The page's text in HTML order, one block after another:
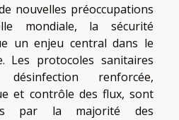
nouvelles préoccupations
mondiale, la sécurité
un enjeu central dans le
Les protocoles sanitaires
renforcée,
et contrôle des flux, sont
par la majorité des